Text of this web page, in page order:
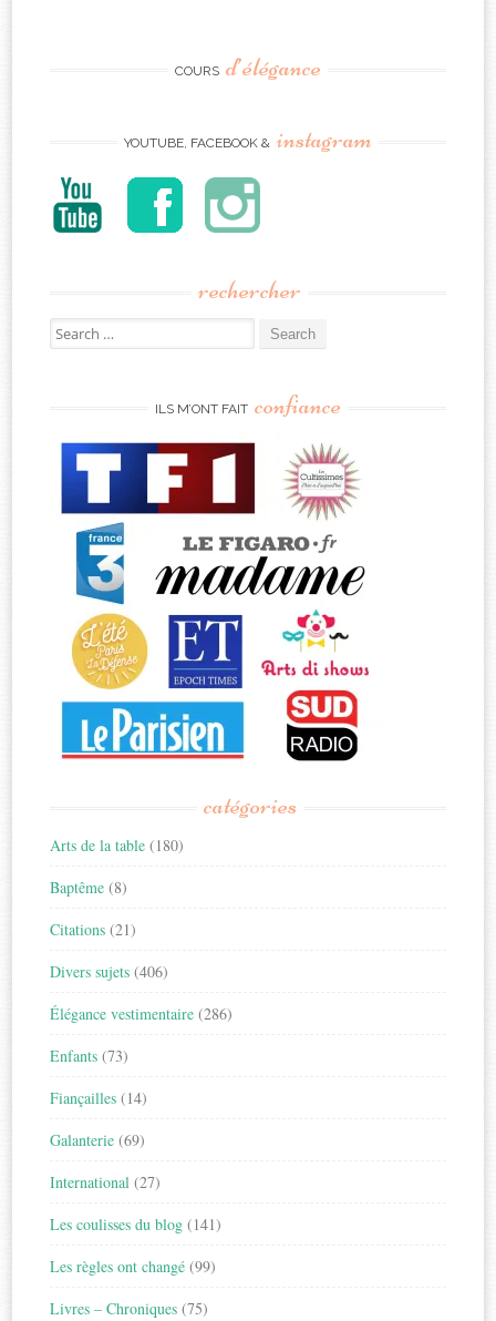
COURS d’élégance
YOUTUBE, FACEBOOK & instagram
rechercher
Search
for:
ILS M’ONT FAIT confiance
catégories
Arts de la table (180)
Baptême (8)
Citations (21)
Divers sujets (406)
Élégance vestimentaire (286)
Enfants (73)
Fiançailles (14)
Galanterie (69)
International (27)
Les coulisses du blog (141)
Les règles ont changé (99)
Livres – Chroniques (75)